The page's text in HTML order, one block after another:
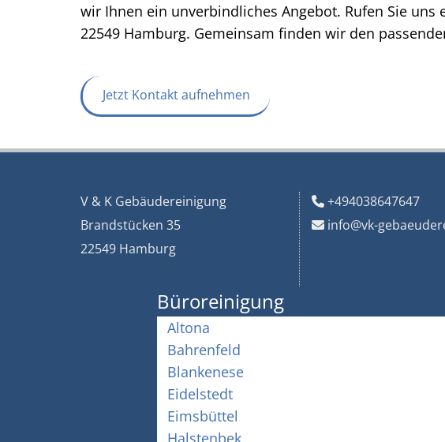
wir Ihnen ein unverbindliches Angebot. Rufen Sie uns
22549 Hamburg. Gemeinsam finden wir den
Jetzt Kontakt aufnehmen
V & K Gebäudereinigung
Brandstücken 35
22549 Hamburg
 +494038647647
 info@vk-
Büroreinigung
Altona
Bahrenfeld
Blankenese
Eidelstedt
Eimsbüttel
Halstenbek